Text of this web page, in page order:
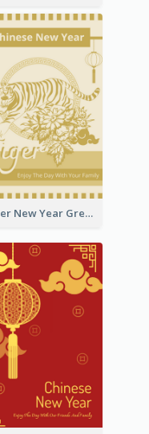
Tiger New Year Greeting Card With Decorations